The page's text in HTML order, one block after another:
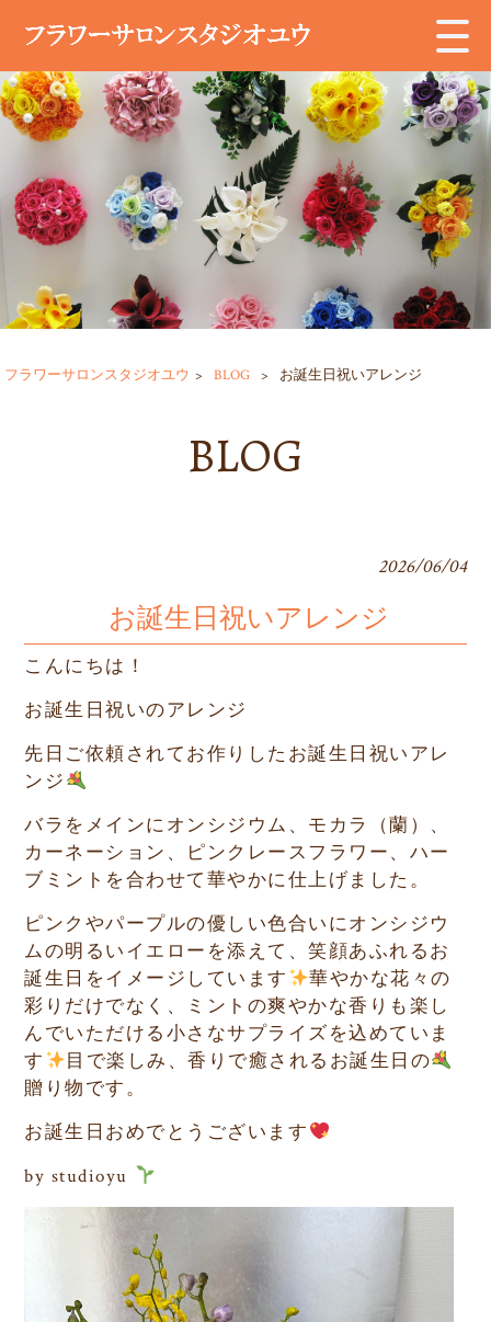
フラワーサロンスタジオユウ > BLOG > お誕生日祝いアレンジ
BLOG
2026/06/04
お誕生日祝いアレンジ
こんにちは！
お誕生日祝いのアレンジ
先日ご依頼されてお作りしたお誕生日祝いアレ
ンジ
バラをメインにオンシジウム、モカラ（蘭）、
カーネーション、ピンクレースフラワー、ハー
ブミントを合わせて華やかに仕上げました。
ピンクやパープルの優しい色合いにオンシジウ
ムの明るいイエローを添えて、笑顔あふれるお
誕生日をイメージしています
華やかな花々の
彩りだけでなく、ミントの爽やかな香りも楽し
んでいただける小さなサプライズを込めていま
す
目で楽しみ、香りで癒されるお誕生日の
贈り物です。
お誕生日おめでとうございます
by studioyu